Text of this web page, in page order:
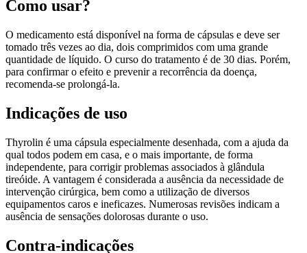
Como usar?
O medicamento está disponível na forma de cápsulas e deve ser
tomado três vezes ao dia, dois comprimidos com uma grande
quantidade de líquido. O curso do tratamento é de 30 dias. Porém,
para confirmar o efeito e prevenir a recorrência da doença,
recomenda-se prolongá-la.
Indicações de uso
Thyrolin é uma cápsula especialmente desenhada, com a ajuda da
qual todos podem em casa, e o mais importante, de forma
independente, para corrigir problemas associados à glândula
tireóide. A vantagem é considerada a ausência da necessidade de
intervenção cirúrgica, bem como a utilização de diversos
equipamentos caros e ineficazes. Numerosas revisões indicam a
ausência de sensações dolorosas durante o uso.
Contra-indicações